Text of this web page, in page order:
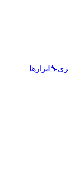
🔧 ابزارها